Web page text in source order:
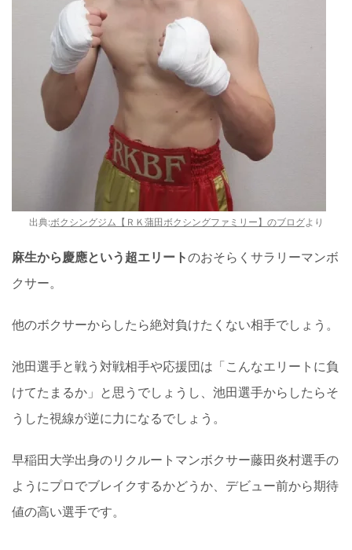
出典:ボクシングジム【ＲＫ蒲田ボクシングファミリー】のブログより
麻生から慶應という超エリートのおそらくサラリーマンボ
クサー。
他のボクサーからしたら絶対負けたくない相手でしょう。
池田選手と戦う対戦相手や応援団は「こんなエリートに負
けてたまるか」と思うでしょうし、池田選手からしたらそ
うした視線が逆に力になるでしょう。
早稲田大学出身のリクルートマンボクサー藤田炎村選手の
ようにプロでブレイクするかどうか、デビュー前から期待
値の高い選手です。